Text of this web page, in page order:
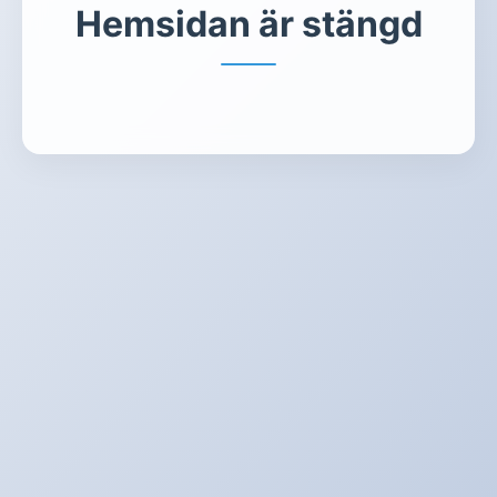
Hemsidan är stängd